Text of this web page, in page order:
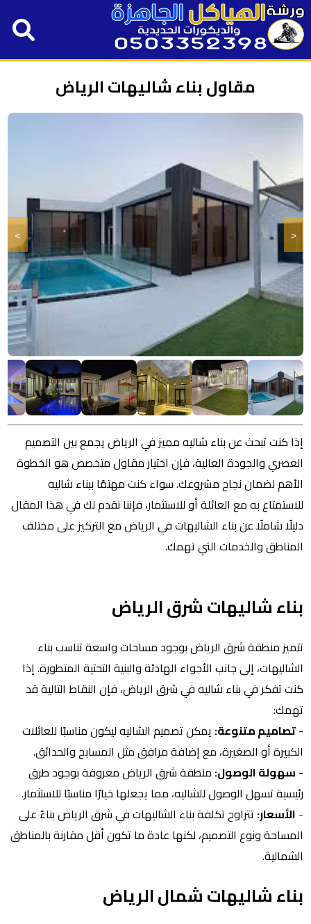
مقاول بناء شاليهات الرياض
<
>
إذا كنت تبحث عن بناء شاليه مميز في الرياض يجمع بين التصميم
العصري والجودة العالية، فإن اختيار مقاول متخصص هو الخطوة
الأهم لضمان نجاح مشروعك. سواء كنت مهتمًا ببناء شاليه
للاستمتاع به مع العائلة أو للاستثمار، فإننا نقدم لك في هذا المقال
دليلًا شاملًا عن بناء الشاليهات في الرياض مع التركيز على مختلف
المناطق والخدمات التي تهمك.
بناء شاليهات شرق الرياض
تتميز منطقة شرق الرياض بوجود مساحات واسعة تناسب بناء
الشاليهات، إلى جانب الأجواء الهادئة والبنية التحتية المتطورة. إذا
كنت تفكر في بناء شاليه في شرق الرياض، فإن النقاط التالية قد
تهمك:
-تصاميم متنوعة: يمكن تصميم الشاليه ليكون مناسبًا للعائلات
الكبيرة أو الصغيرة، مع إضافة مرافق مثل المسابح والحدائق.
- سهولة الوصول: منطقة شرق الرياض معروفة بوجود طرق
رئيسية تسهل الوصول للشاليه، مما يجعلها خيارًا مناسبًا للاستثمار.
- الأسعار: تتراوح تكلفة بناء الشاليهات في شرق الرياض بناءً على
المساحة ونوع التصميم، لكنها عادة ما تكون أقل مقارنة بالمناطق
الشمالية.
بناء شاليهات شمال الرياض